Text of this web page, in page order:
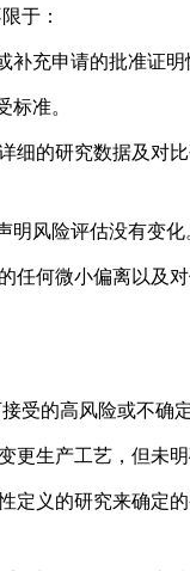
于：
充申请的批准证明
准。
的研究数据及对比
风险评估没有变化
何微小偏离以及对
的高风险或不确定
生产工艺，但未明
义的研究来确定的